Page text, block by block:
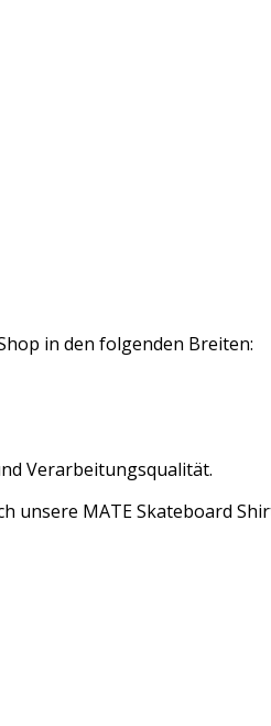
in den folgenden Breiten:
Verarbeitungsqualität.
unsere MATE Skateboard